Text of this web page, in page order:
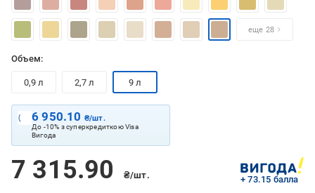
еще 28
Объем:
0,9 л 2,7 л 9 л
6 950.10 ₴/шт.
До -10% з суперкредиткою Visa
Вигода
7 315.90 ₴/шт. + 73.15 балла